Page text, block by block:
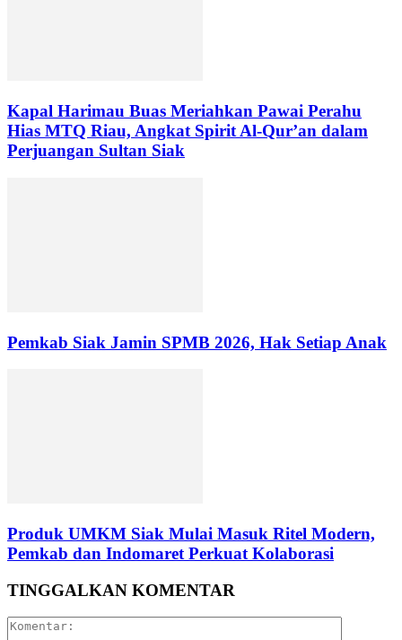
Kapal Harimau Buas Meriahkan Pawai Perahu
Hias MTQ Riau, Angkat Spirit Al-Qur’an dalam
Perjuangan Sultan Siak
Pemkab Siak Jamin SPMB 2026, Hak Setiap Anak
Produk UMKM Siak Mulai Masuk Ritel Modern,
Pemkab dan Indomaret Perkuat Kolaborasi
TINGGALKAN KOMENTAR